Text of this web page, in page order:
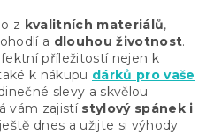
v
k
y
v
ý
p
i
z kvalitních materiálů,
a dlouhou životnost.
příležitostí nejen k
k nákupu dárků pro vaše
slevy a skvělou
vám zajistí stylový spánek i
dnes a užijte si výhody